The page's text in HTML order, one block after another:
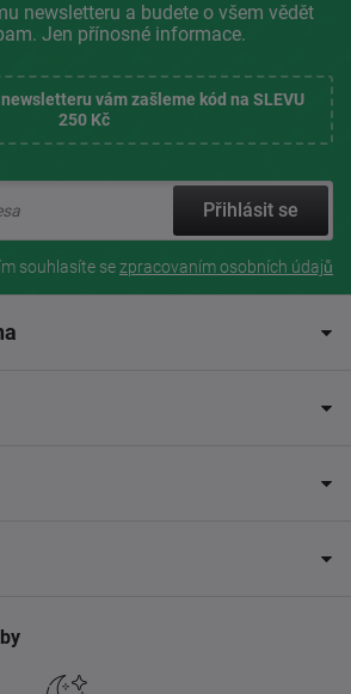
newsletteru a budete o všem vědět
Jen přínosné informace.
vám zašleme kód na SLEVU
250 Kč
Přihlásit se
souhlasíte sezpracovaním osobních údajů